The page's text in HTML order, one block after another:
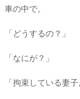
車の中で。
「どうするの？」
「なにが？」
「拘束している妻子